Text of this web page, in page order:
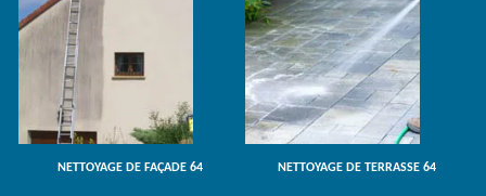
NETTOYAGE DE FAÇADE 64 NETTOYAGE DE TERRASSE 64